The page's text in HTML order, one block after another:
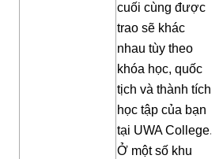
cuối cùng được
trao sẽ khác
nhau tùy theo
khóa học, quốc
tịch và thành tích
học tập của bạn
tại UWA College.
Ở một số khu